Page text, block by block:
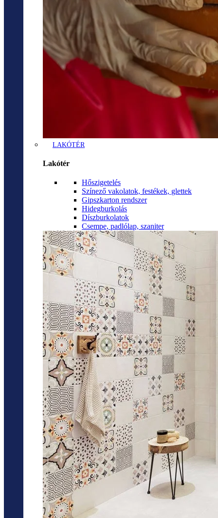
LAKÓTÉR
Lakótér
Hőszigetelés
Színező vakolatok, festékek, glettek
Gipszkarton rendszer
Hidegburkolás
Díszburkolatok
Csempe, padlólap, szaniter